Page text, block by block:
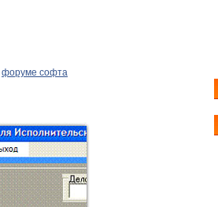
форуме софта